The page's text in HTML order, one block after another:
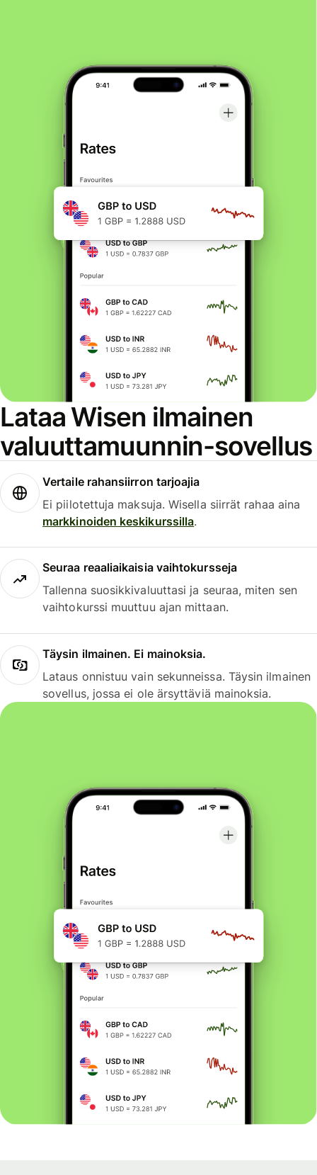
Lataa Wisen ilmainen
valuuttamuunnin-sovellus
Vertaile rahansiirron tarjoajia
Ei piilotettuja maksuja. Wisella siirrät rahaa aina
markkinoiden keskikurssilla.
Seuraa reaaliaikaisia vaihtokursseja
Tallenna suosikkivaluuttasi ja seuraa, miten sen
vaihtokurssi muuttuu ajan mittaan.
Täysin ilmainen. Ei mainoksia.
Lataus onnistuu vain sekunneissa. Täysin ilmainen
sovellus, jossa ei ole ärsyttäviä mainoksia.